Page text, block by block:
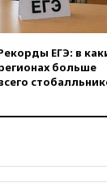
ЕГЭ: в
больше